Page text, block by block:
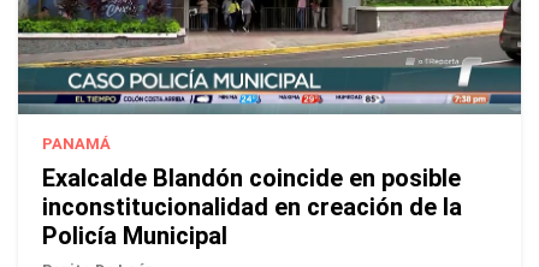
PANAMÁ
Exalcalde Blandón coincide en posible
inconstitucionalidad en creación de la
Policía Municipal